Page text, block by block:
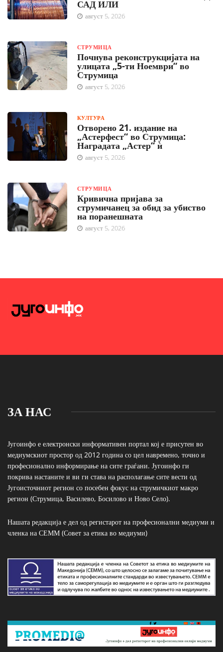
САД ИЛИ
август 5, 2026
СТРУМИЦА
Почнува реконструкцијата на
улицата „5-ти Ноември“ во
Струмица
август 5, 2026
КУЛТУРА
Отворено 21. издание на
„Астерфест“ во Струмица:
Наградата „Астер“ ѝ
август 5, 2026
СТРУМИЦА
Кривична пријава за
струмичанец за обид за убиство
на поранешната
август 5, 2026
ЗА НАС
Југоинфо е електронски информативен портал кој е присутен во
медиумскиот простор од 2012 година со цел навремено, точно и
професионално информирање на сите граѓани. Југоинфо ги
покрива настаните и ви ги става на располагање сите вести од
Југоисточниот регион со посебен фокус на струмичкиот макро
регион (Струмица, Василево, Босилово и Ново Село).
Нашата редакција е дел од регистарот на професионални медиуми и
членка на СЕММ (Совет за етика во медиуми)